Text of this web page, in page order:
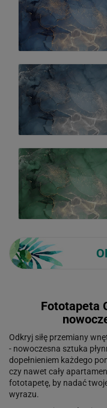
Fototapeta
Odkryj siłę przemiany
- nowoczesna sztuka
dopełnieniem każdego
czy nawet cały
fototapetę, by nadać
wyrazu.